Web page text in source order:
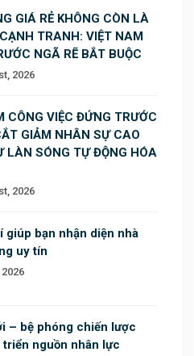
GIÁ RẺ KHÔNG CÒN LÀ
TRANH: VIỆT NAM
NGÃ RẼ BẮT BUỘC
2026
CÔNG VIỆC ĐỨNG TRƯỚC
GIẢM NHÂN SỰ CAO
LÀN SÓNG TỰ ĐỘNG HÓA
2026
giúp bạn nhận diện nhà
uy tín
2026
– bệ phóng chiến lược
triển nguồn nhân lực